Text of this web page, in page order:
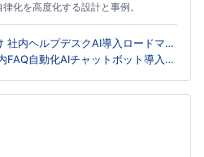
化を高度化する設計と事例。
社内ヘルプデスクAI導入ロードマッ
ントへ
FAQ自動化AIチャットボット導入ガ